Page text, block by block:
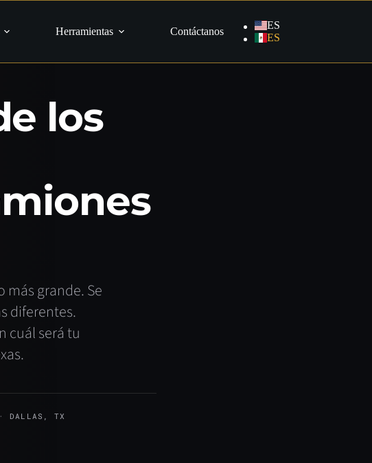
Herramientas Contáctanos
ES
ES
los
más grande. Se
diferentes.
cuál será tu
DALLAS, TX